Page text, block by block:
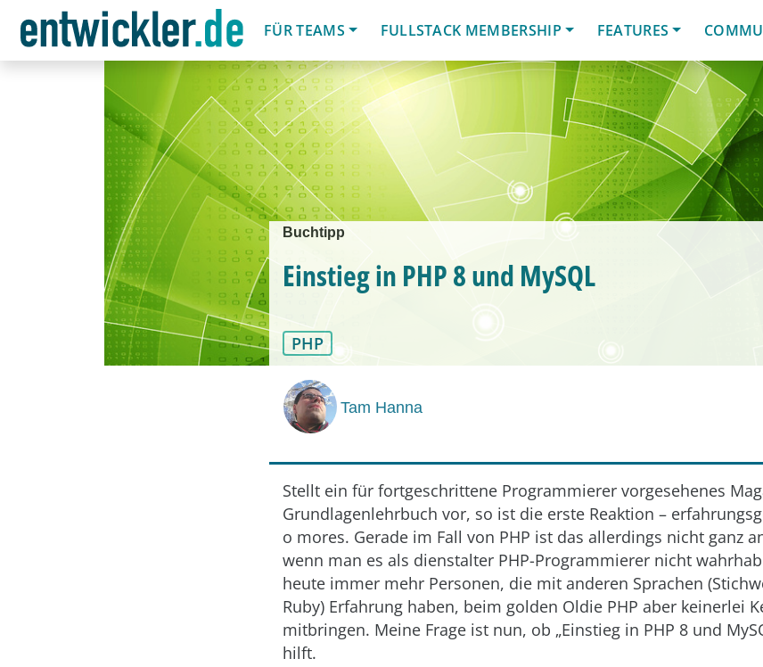
FÜR TEAMS
FULLSTACK MEMBERSHIP FEATURES
Buchtipp
Einstieg in PHP 8 und MySQL
PHP
Tam Hanna
Stellt ein für fortgeschrittene Programmierer vorgesehenes
Grundlagenlehrbuch vor, so ist die erste Reaktion –
o mores. Gerade im Fall von PHP ist das allerdings nicht ganz
wenn man es als dienstalter PHP-Programmierer nicht
heute immer mehr Personen, die mit anderen Sprachen
Ruby) Erfahrung haben, beim golden Oldie PHP aber keinerlei
mitbringen. Meine Frage ist nun, ob „Einstieg in PHP 8 und
hilft.